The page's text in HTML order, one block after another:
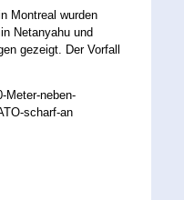
Montreal wurden
Netanyahu und
gezeigt. Der Vorfall